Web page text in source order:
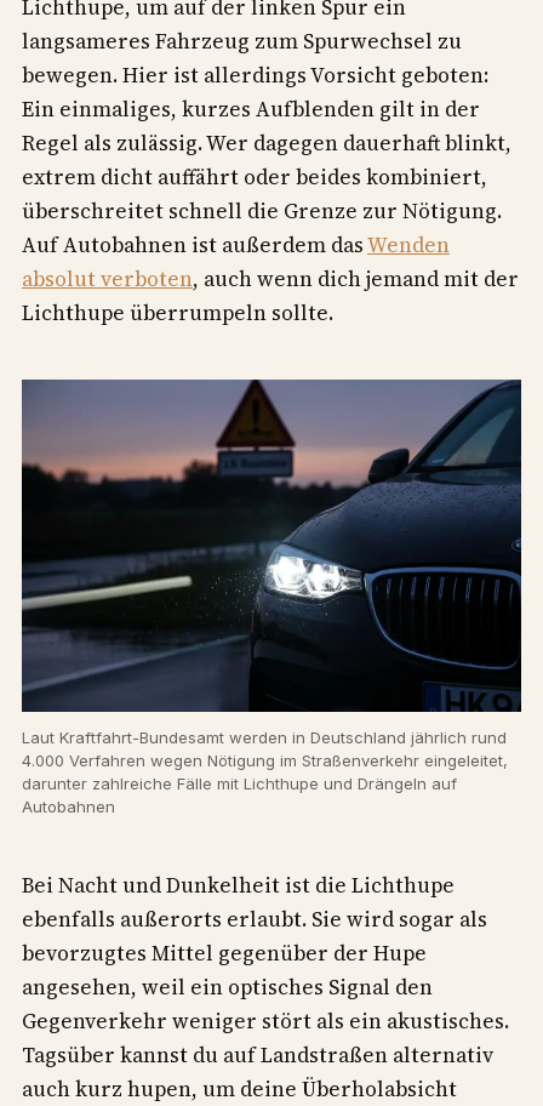
Lichthupe, um auf der linken Spur ein
langsameres Fahrzeug zum Spurwechsel zu
bewegen. Hier ist allerdings Vorsicht geboten:
Ein einmaliges, kurzes Aufblenden gilt in der
Regel als zulässig. Wer dagegen dauerhaft blinkt,
extrem dicht auffährt oder beides kombiniert,
überschreitet schnell die Grenze zur Nötigung.
Auf Autobahnen ist außerdem dasWenden
absolut verboten, auch wenn dich jemand mit der
Lichthupe überrumpeln sollte.
Laut Kraftfahrt-Bundesamt werden in Deutschland jährlich rund
4.000 Verfahren wegen Nötigung im Straßenverkehr eingeleitet,
darunter zahlreiche Fälle mit Lichthupe und Drängeln auf
Autobahnen
Bei Nacht und Dunkelheit ist die Lichthupe
ebenfalls außerorts erlaubt. Sie wird sogar als
bevorzugtes Mittel gegenüber der Hupe
angesehen, weil ein optisches Signal den
Gegenverkehr weniger stört als ein akustisches.
Tagsüber kannst du auf Landstraßen alternativ
auch kurz hupen, um deine Überholabsicht